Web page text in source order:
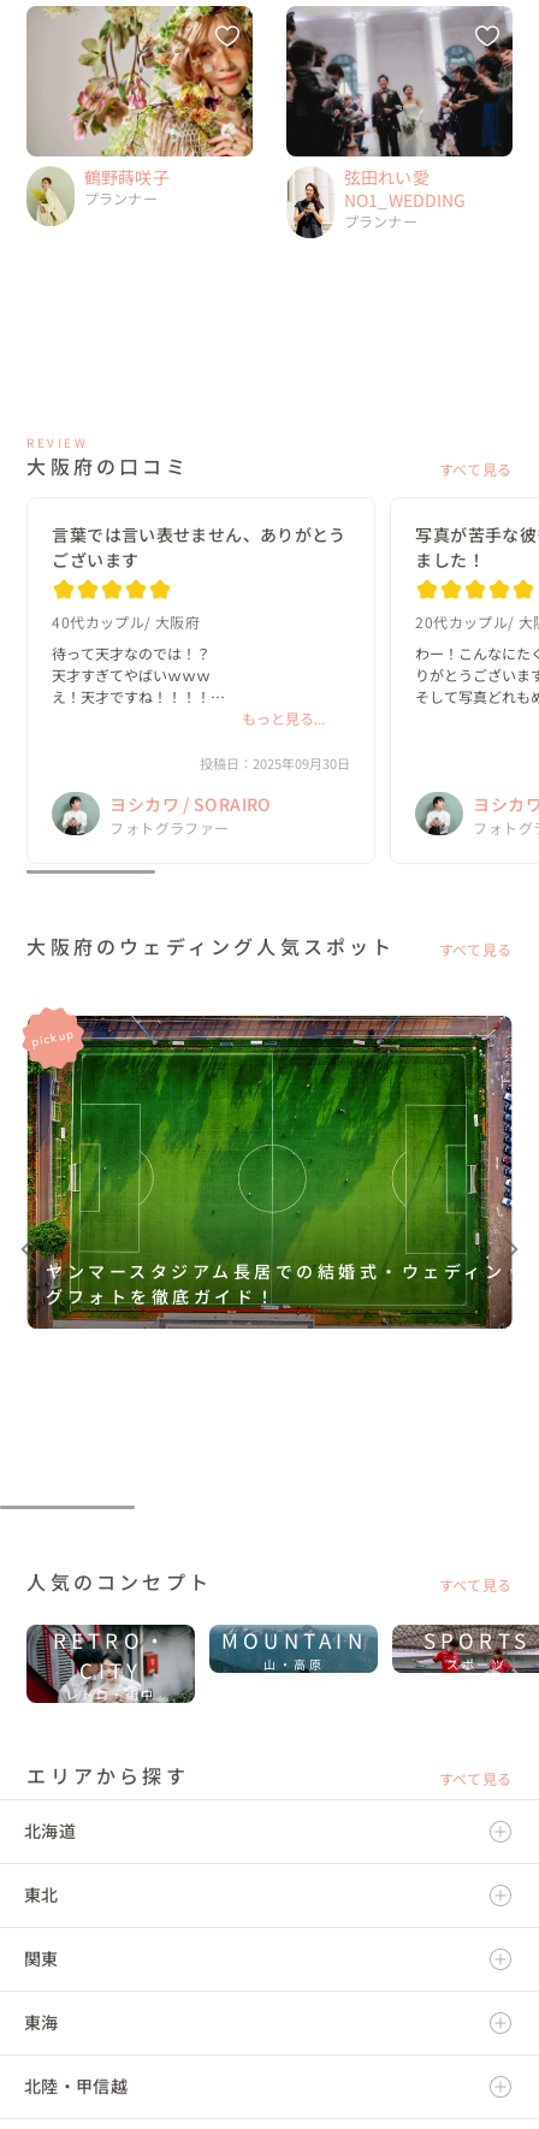
鶴野蒔咲子
プランナー
弦田れい愛
NO1_WEDDING
プランナー
REVIEW
大阪府の口コミ すべて見る
言葉では言い表せません、ありがとう
ございます
40代カップル 大阪府
待って天才なのでは！？
天才すぎてやばいｗｗｗ
え！天才ですね！！！！
ありがとうございます、天才です！！！！
もっと見る...
投稿日：2025年09月30日
ヨシカワ / SORAIRO
フォトグラファー
写真が苦手な
ました！
20代カップル 大
わー！こんなにた
りがとうございま
そして写真どれも
ヨシカ
フォトグ
大阪府のウェディング人気スポット すべて見る
ヤンマースタジアム長居での結婚式・ウェディン
グフォトを徹底ガイド！
人気のコンセプト すべて見る
RETRO・
CITY
レトロ・街中
MOUNTAIN
山・高原
SPORTS
スポーツ
エリアから探す すべて見る
北海道
北海道
東北
青森県
岩手県
宮城県
関東
茨城県
栃木県
東海
岐阜県
北陸・甲信越